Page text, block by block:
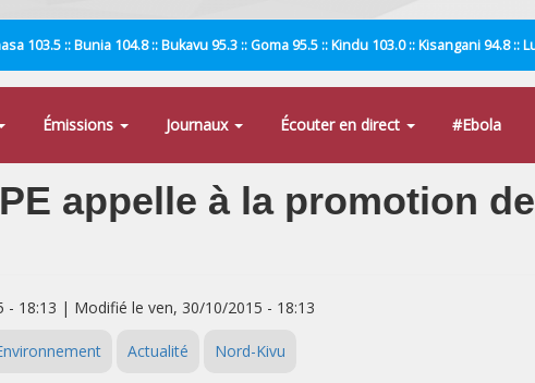
103.5 :: Bunia 104.8 :: Bukavu 95.3 :: Goma 95.5 :: Kindu 103.0 :: Kisangani 94.8
Émissions Journaux Écouter en direct #Ebola
appelle à la promotion
- 18:13 | Modifié le ven, 30/10/2015 - 18:13
Actualité Nord-Kivu